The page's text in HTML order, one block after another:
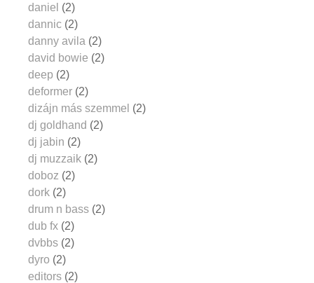
daniel (2)
dannic (2)
danny avila (2)
david bowie (2)
deep (2)
deformer (2)
dizájn más szemmel (2)
dj goldhand (2)
dj jabin (2)
dj muzzaik (2)
doboz (2)
dork (2)
drum n bass (2)
dub fx (2)
dvbbs (2)
dyro (2)
editors (2)